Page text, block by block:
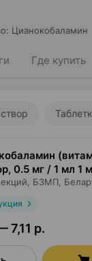
: Цианокобаламин
Где купить
, 0.5 мг / 1 мл 1
БЗМП ,
7,11 р.